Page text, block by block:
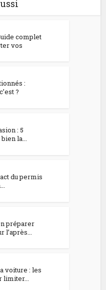
complet
vos
:
?
: 5
la...
du permis
préparer
l’après...
voiture : les
limiter...